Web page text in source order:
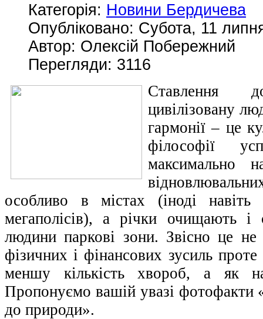
Категорія: Новини Бердичева
Опубліковано: Субота, 11
Автор: Олексій Побережний
Перегляди: 3116
Ставлення
цивілізовану
гармонії – це
філософії
максимально
особливо в містах (іноді
мегаполісів), а річки очищають
людини паркові зони. Звісно це не
фізичних і фінансових зусиль
меншу кількість хвороб, а як
Пропонуємо вашій увазі фотофакти
до природи».